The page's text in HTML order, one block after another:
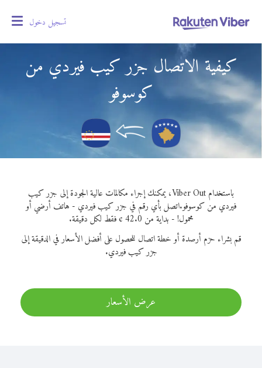
تسجيل دخول
كيفية الاتصال جزر كيب فيردي من
كوسوفو
باستخدام Viber Out، يمكنك إجراء مكالمات عالية الجودة إلى جزر كيب
فيردي من كوسوفو.اتصل بأي رقم في جزر كيب فيردي - هاتف أرضي أو
محمول! - بداية من 42.0 ¢ فقط لكل دقيقة.
قم بشراء حزم أرصدة أو خطة اتصال للحصول على أفضل الأسعار في الدقيقة إلى
جزر كيب فيردي.
عرض الأسعار